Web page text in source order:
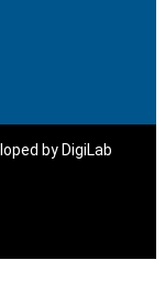
byDigiLab